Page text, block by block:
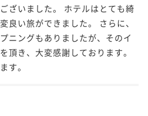
ざいました。 ホテルはとても綺
良い旅ができました。 さらに、
ニングもありましたが、そのイ
頂き、大変感謝しております。
す。